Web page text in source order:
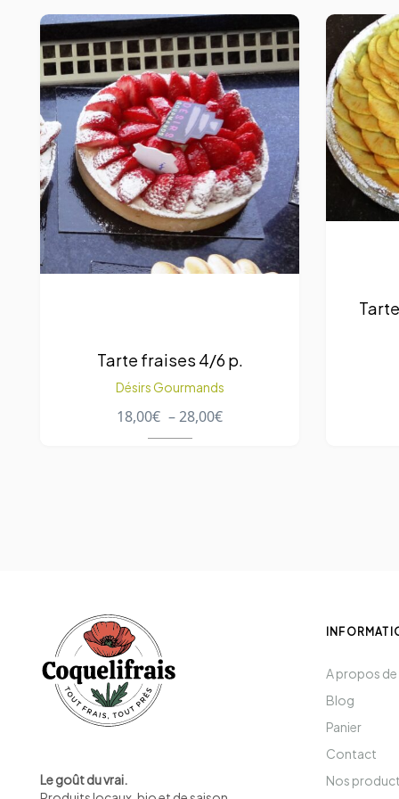
Tarte fraises 4/6 p.
Désirs Gourmands
18,00€ –28,00€
Le goût du vrai.
A propos
Blog
Panier
Contact
Nos